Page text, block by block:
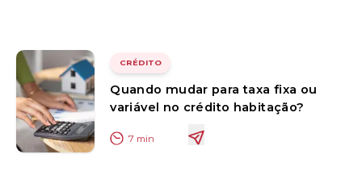
CRÉDITO
Quando mudar para taxa fixa ou
variável no crédito habitação?
7 min